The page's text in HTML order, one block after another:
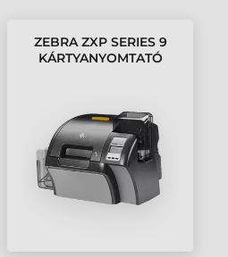
ZEBRA ZXP SERIES 9
KÁRTYANYOMTATÓ